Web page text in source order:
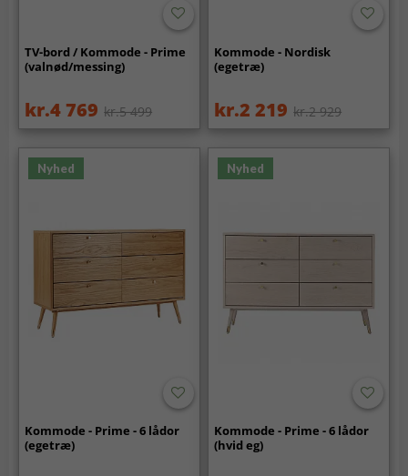
TV-bord / Kommode - Prime
(valnød/messing)
kr.4 769 kr.5 499
Kommode - Nordisk
(egetræ)
kr.2 219 kr.2 929
Nyhed
Kommode - Prime - 6 lådor
(egetræ)
Nyhed
Kommode - Prime - 6 lådor
(hvid eg)